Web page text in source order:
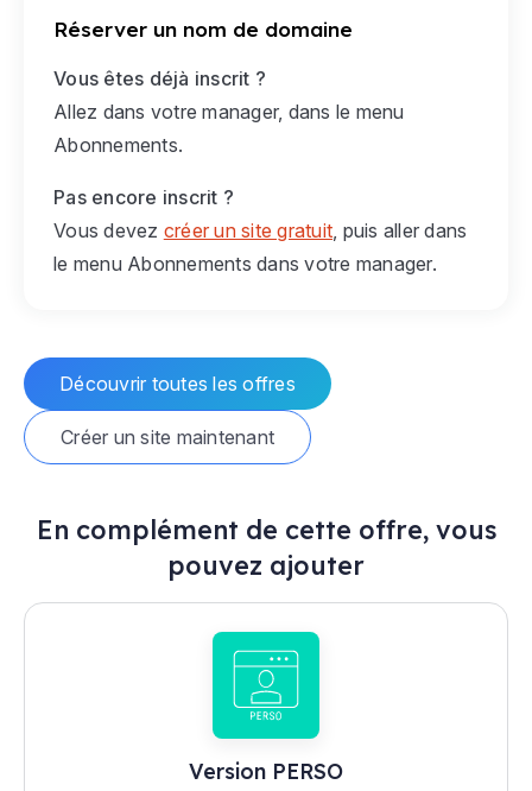
Réserver un nom de domaine
Vous êtes déjà inscrit ?
Allez dans votre manager, dans le menu
Abonnements.
Pas encore inscrit ?
Vous devez créer un site gratuit , puis aller dans
le menu Abonnements dans votre manager.
Découvrir toutes les offres
Créer un site maintenant
En complément de cette offre, vous
pouvez ajouter
Version PERSO